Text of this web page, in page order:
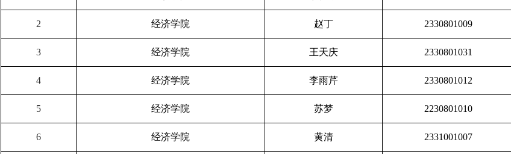
2 经济学院 赵丁 2330801009
3 经济学院 王天庆 2330801031
4 经济学院 李雨芹 2330801012
5 经济学院 苏梦 2230801010
6 经济学院 黄清 2331001007